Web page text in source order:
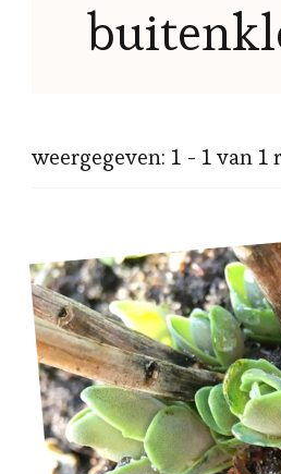
weergegeven: 1 - 1 van